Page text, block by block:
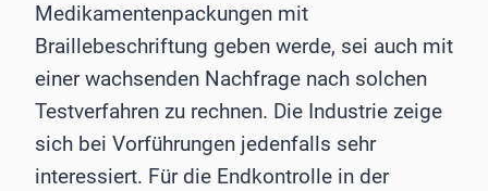
Medikamentenpackungen mit
Braillebeschriftung geben werde, sei auch mit
einer wachsenden Nachfrage nach solchen
Testverfahren zu rechnen. Die Industrie zeige
sich bei Vorführungen jedenfalls sehr
interessiert. Für die Endkontrolle in der